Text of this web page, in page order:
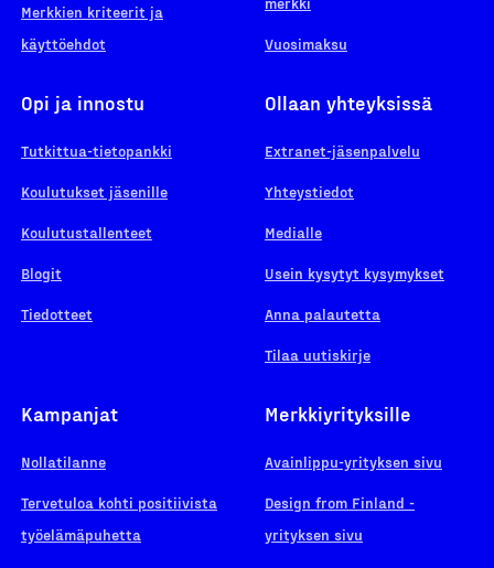
Merkkien kriteerit ja
käyttöehdot
Vuosimaksu
Opi ja innostu
Tutkittua-tietopankki
Koulutukset jäsenille
Koulutustallenteet
Blogit
Tiedotteet
Ollaan yhteyksissä
Extranet-jäsenpalvelu
Yhteystiedot
Medialle
Usein kysytyt kysymykset
Anna palautetta
Tilaa uutiskirje
Kampanjat
Nollatilanne
Tervetuloa kohti positiivista
työelämäpuhetta
Merkkiyrityksille
Avainlippu-yrityksen sivu
Design from Finland -
yrityksen sivu